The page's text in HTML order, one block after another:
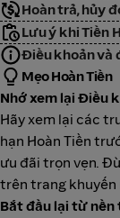
Hoàn trả, hủy
Lưu ý khi Tiền
Điều khoản và
Mẹo Hoàn Tiền
Nhớ xem lại Điều
Hãy xem lại các
hạn Hoàn Tiền
ưu đãi trọn vẹn.
trên trang khuyến
Bắt đầu lại từ nền